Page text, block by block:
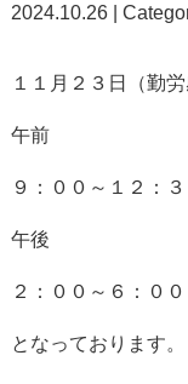
2024.10.26 |
１１月２３日（勤労
午前
９：００～１２：３
午後
２：００～６：００
となっております。